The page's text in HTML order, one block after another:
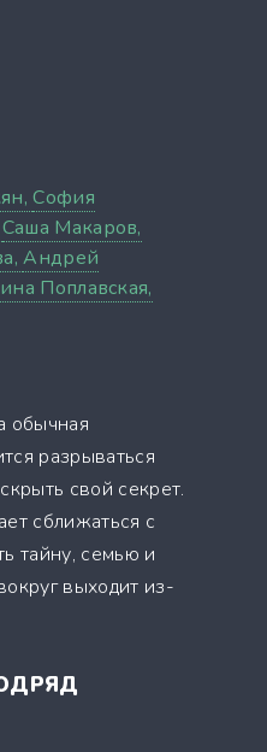
София
Саша Макаров,
Андрей
Поплавская,
обычная
разрываться
свой секрет.
сближаться с
тайну, семью и
выходит из-